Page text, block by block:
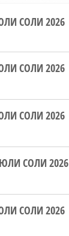
СОЛИ 2026
СОЛИ 2026
СОЛИ 2026
СОЛИ 2026
СОЛИ 2026